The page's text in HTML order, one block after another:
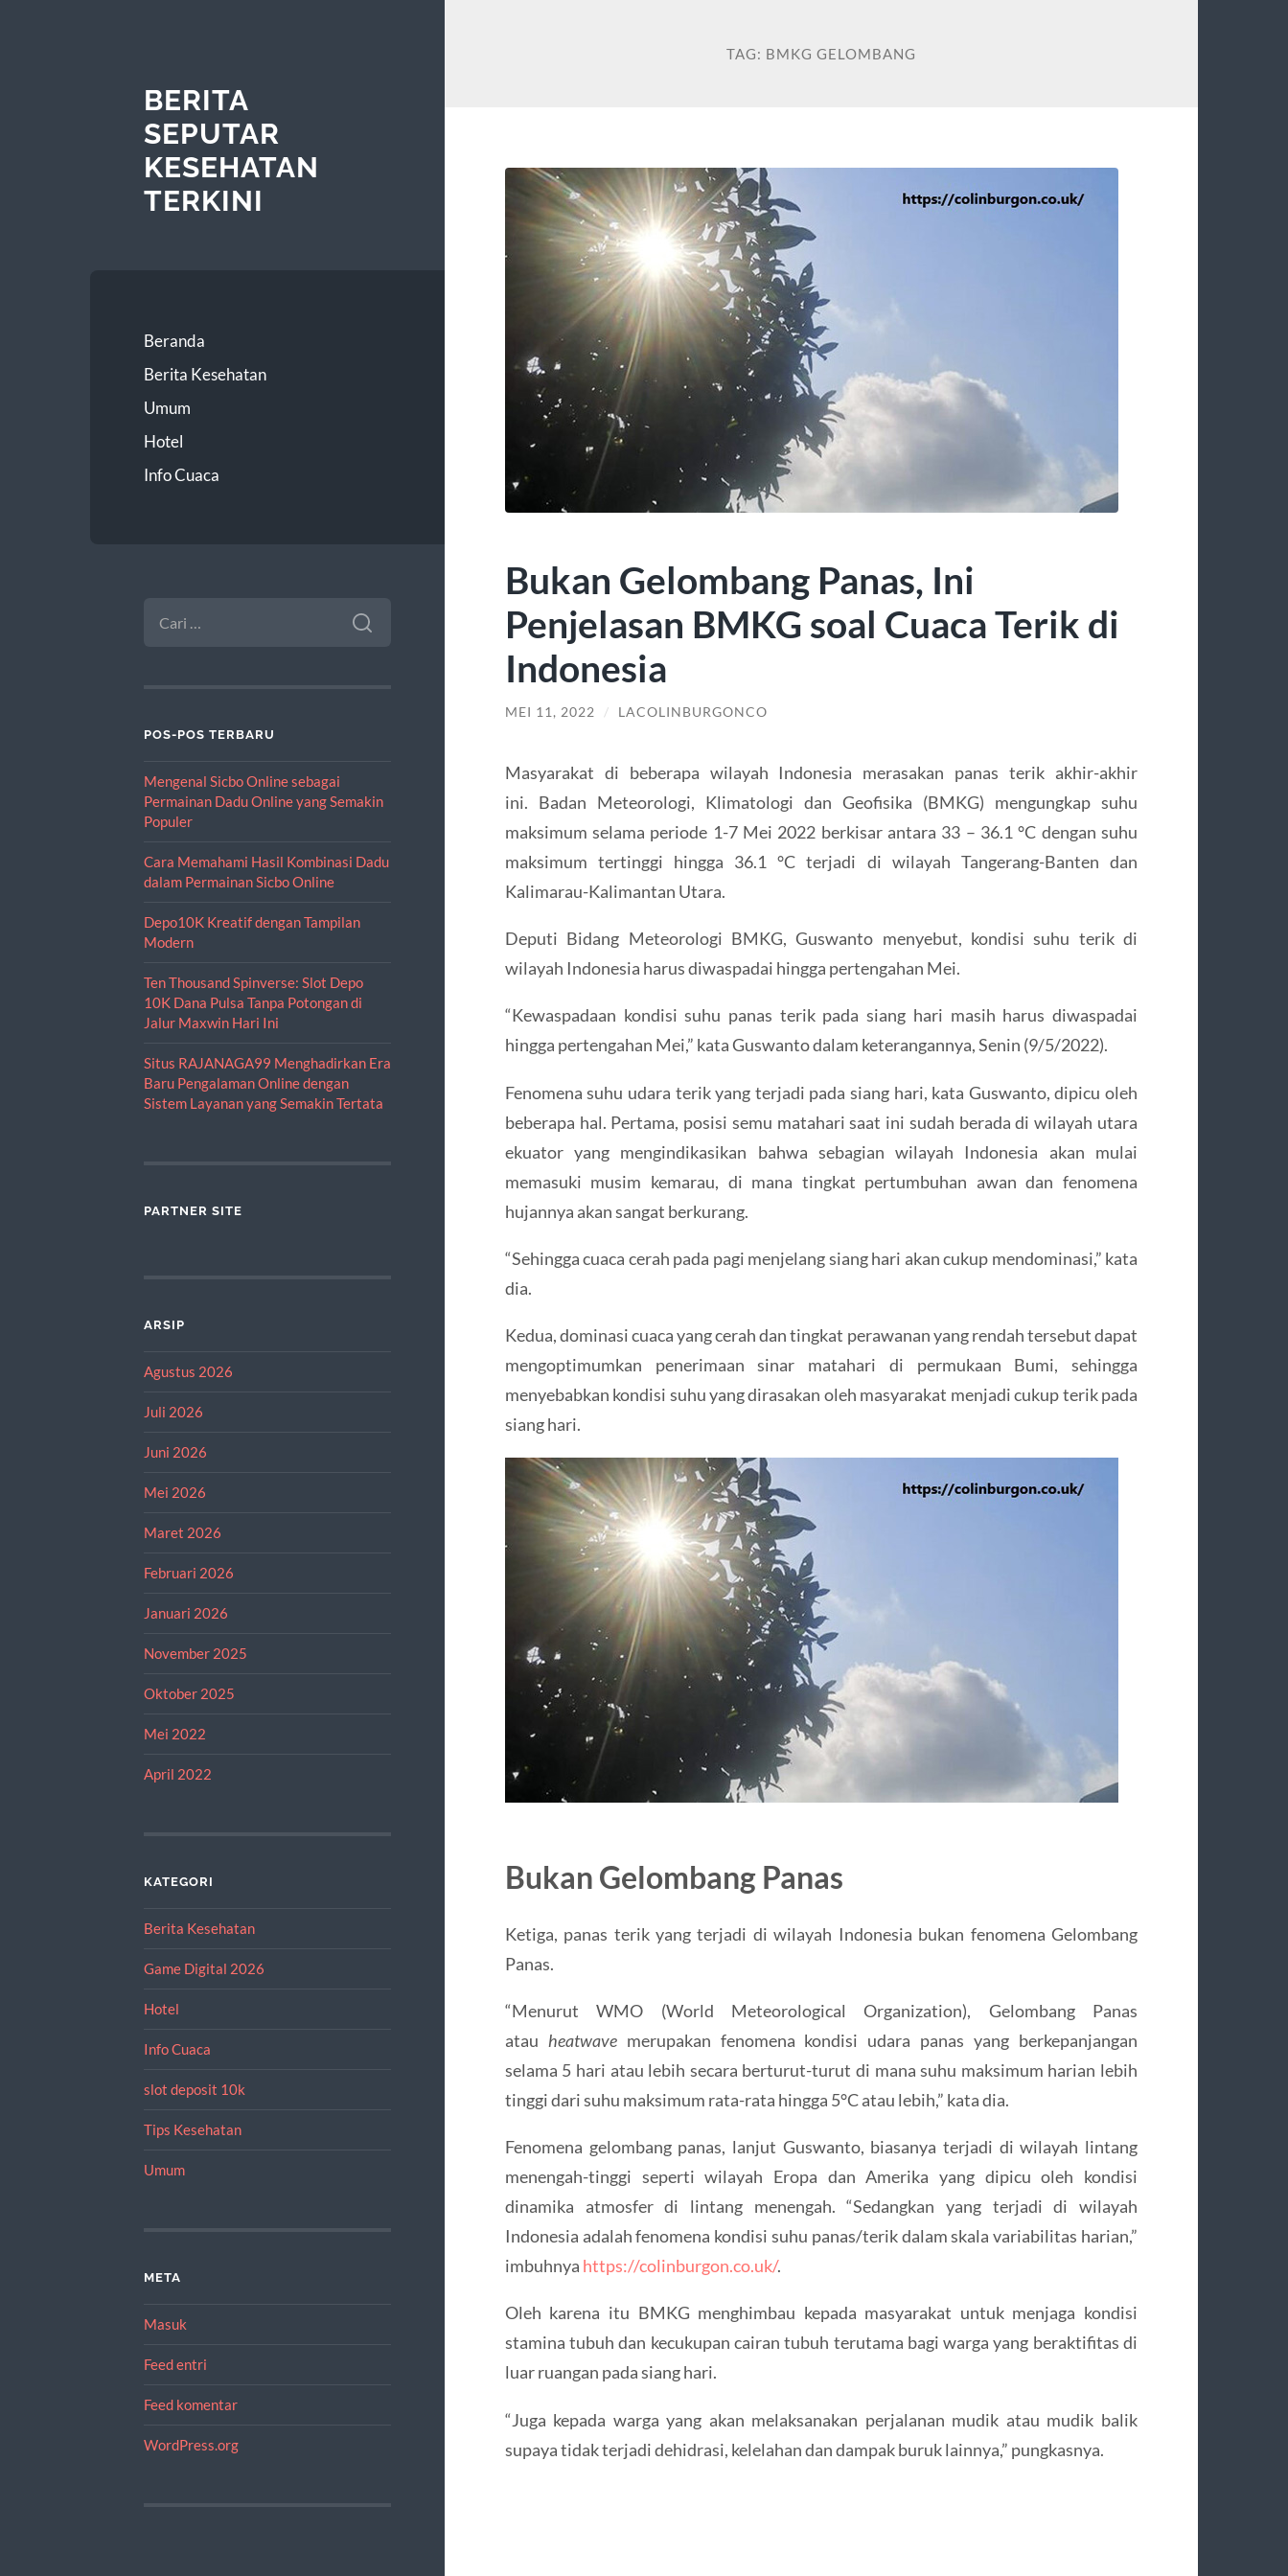
BERITA
SEPUTAR
KESEHATAN
TERKINI
Beranda
Berita Kesehatan
Umum
Hotel
Info Cuaca
UNTUK:
POS-POS TERBARU
Mengenal Sicbo Online sebagai
Permainan Dadu Online yang Semakin
Populer
Cara Memahami Hasil Kombinasi Dadu
dalam Permainan Sicbo Online
Depo10K Kreatif dengan Tampilan
Modern
Ten Thousand Spinverse: Slot Depo
10K Dana Pulsa Tanpa Potongan di
Jalur Maxwin Hari Ini
Situs RAJANAGA99 Menghadirkan Era
Baru Pengalaman Online dengan
Sistem Layanan yang Semakin Tertata
PARTNER SITE
ARSIP
Agustus 2026
Juli 2026
Juni 2026
Mei 2026
Maret 2026
Februari 2026
Januari 2026
November 2025
Oktober 2025
Mei 2022
April 2022
KATEGORI
Berita Kesehatan
Game Digital 2026
Hotel
Info Cuaca
slot deposit 10k
Tips Kesehatan
Umum
META
Masuk
Feed entri
Feed komentar
WordPress.org
TAG: BMKG GELOMBANG
Bukan Gelombang Panas, Ini
Penjelasan BMKG soal Cuaca Terik di
Indonesia
MEI 11, 2022 / LACOLINBURGONCO
Masyarakat di beberapa wilayah Indonesia merasakan panas terik akhir-akhir
ini. Badan Meteorologi, Klimatologi dan Geofisika (BMKG) mengungkap suhu
maksimum selama periode 1-7 Mei 2022 berkisar antara 33 – 36.1 °C dengan suhu
maksimum tertinggi hingga 36.1 °C terjadi di wilayah Tangerang-Banten dan
Kalimarau-Kalimantan Utara.
Deputi Bidang Meteorologi BMKG, Guswanto menyebut, kondisi suhu terik di
wilayah Indonesia harus diwaspadai hingga pertengahan Mei.
“Kewaspadaan kondisi suhu panas terik pada siang hari masih harus diwaspadai
hingga pertengahan Mei,” kata Guswanto dalam keterangannya, Senin (9/5/2022).
Fenomena suhu udara terik yang terjadi pada siang hari, kata Guswanto, dipicu oleh
beberapa hal. Pertama, posisi semu matahari saat ini sudah berada di wilayah utara
ekuator yang mengindikasikan bahwa sebagian wilayah Indonesia akan mulai
memasuki musim kemarau, di mana tingkat pertumbuhan awan dan fenomena
hujannya akan sangat berkurang.
“Sehingga cuaca cerah pada pagi menjelang siang hari akan cukup mendominasi,” kata
dia.
Kedua, dominasi cuaca yang cerah dan tingkat perawanan yang rendah tersebut dapat
mengoptimumkan penerimaan sinar matahari di permukaan Bumi, sehingga
menyebabkan kondisi suhu yang dirasakan oleh masyarakat menjadi cukup terik pada
siang hari.
Bukan Gelombang Panas
Ketiga, panas terik yang terjadi di wilayah Indonesia bukan fenomena Gelombang
Panas.
“Menurut WMO (World Meteorological Organization), Gelombang Panas
atau heatwavemerupakan fenomena kondisi udara panas yang berkepanjangan
selama 5 hari atau lebih secara berturut-turut di mana suhu maksimum harian lebih
tinggi dari suhu maksimum rata-rata hingga 5°C atau lebih,” kata dia.
Fenomena gelombang panas, lanjut Guswanto, biasanya terjadi di wilayah lintang
menengah-tinggi seperti wilayah Eropa dan Amerika yang dipicu oleh kondisi
dinamika atmosfer di lintang menengah. “Sedangkan yang terjadi di wilayah
Indonesia adalah fenomena kondisi suhu panas/terik dalam skala variabilitas harian,”
imbuhnya https://colinburgon.co.uk/.
Oleh karena itu BMKG menghimbau kepada masyarakat untuk menjaga kondisi
stamina tubuh dan kecukupan cairan tubuh terutama bagi warga yang beraktifitas di
luar ruangan pada siang hari.
“Juga kepada warga yang akan melaksanakan perjalanan mudik atau mudik balik
supaya tidak terjadi dehidrasi, kelelahan dan dampak buruk lainnya,” pungkasnya.